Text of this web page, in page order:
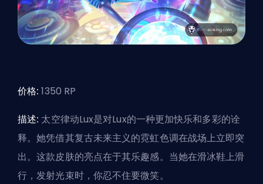
价格: 1350 RP
描述: 太空律动Lux是对Lux的一种更加快乐和多彩的诠
释。她凭借其复古未来主义的霓虹色调在战场上立即突
出。这款皮肤的亮点在于其乐趣感。当她在滑冰鞋上滑
行，发射光束时，你忍不住要微笑。